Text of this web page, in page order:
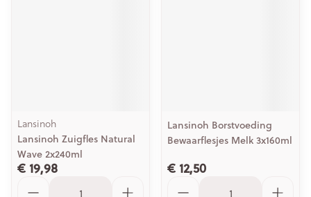
Lansinoh
Lansinoh Zuigfles Natural
Wave 2x240ml
€ 19,98
Lansinoh Borstvoeding
Bewaarflesjes Melk 3x160ml
€ 12,50